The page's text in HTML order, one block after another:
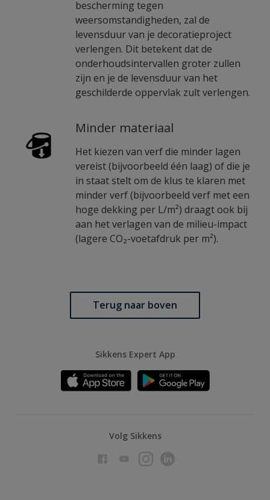
bescherming tegen
weersomstandigheden, zal de
levensduur van je decoratieproject
verlengen. Dit betekent dat de
onderhoudsintervallen groter zullen
zijn en je de levensduur van het
geschilderde oppervlak zult verlengen.
Minder materiaal
Het kiezen van verf die minder lagen
vereist (bijvoorbeeld één laag) of die je
in staat stelt om de klus te klaren met
minder verf (bijvoorbeeld verf met een
hoge dekking per L/m²) draagt ook bij
aan het verlagen van de milieu-impact
(lagere CO₂-voetafdruk per m²).
Terug naar boven
Sikkens Expert App
Volg Sikkens